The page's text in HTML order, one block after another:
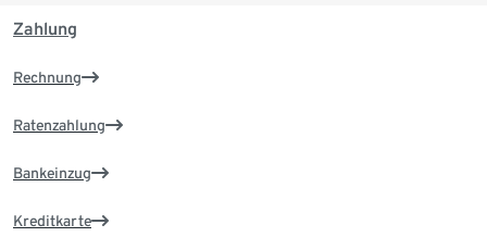
Zahlung
Rechnung
Ratenzahlung
Bankeinzug
Kreditkarte